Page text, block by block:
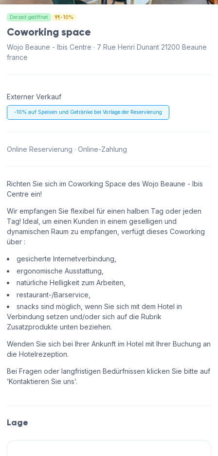
Derzeit geöffnet -10%
Coworking space
Wojo Beaune - Ibis Centre · 7 Rue Henri Dunant 21200 Beaune
france
Externer Verkauf
-10% auf Speisen und Getränke bei Vorlage der Reservierung
Online Reservierung · Online-Zahlung
Richten Sie sich im Coworking Space des Wojo Beaune - Ibis
Centre ein!
Wir empfangen Sie flexibel für einen halben Tag oder jeden
Tag! Ideal, um einen Kunden in einem geselligen und
dynamischen Raum zu empfangen, verfügt dieses Coworking
über :
gesicherte Internetverbindung,
ergonomische Ausstattung,
natürliche Helligkeit zum Arbeiten,
restaurant-/Barservice,
snacks sind möglich, wenn Sie sich mit dem Hotel in
Verbindung setzen und/oder sich auf die Rubrik
Zusatzprodukte unten beziehen.
Wenden Sie sich bei Ihrer Ankunft im Hotel mit Ihrer Buchung an
die Hotelrezeption.
Bei Fragen oder langfristigen Bedürfnissen klicken Sie bitte auf
’Kontaktieren Sie uns’.
Lage